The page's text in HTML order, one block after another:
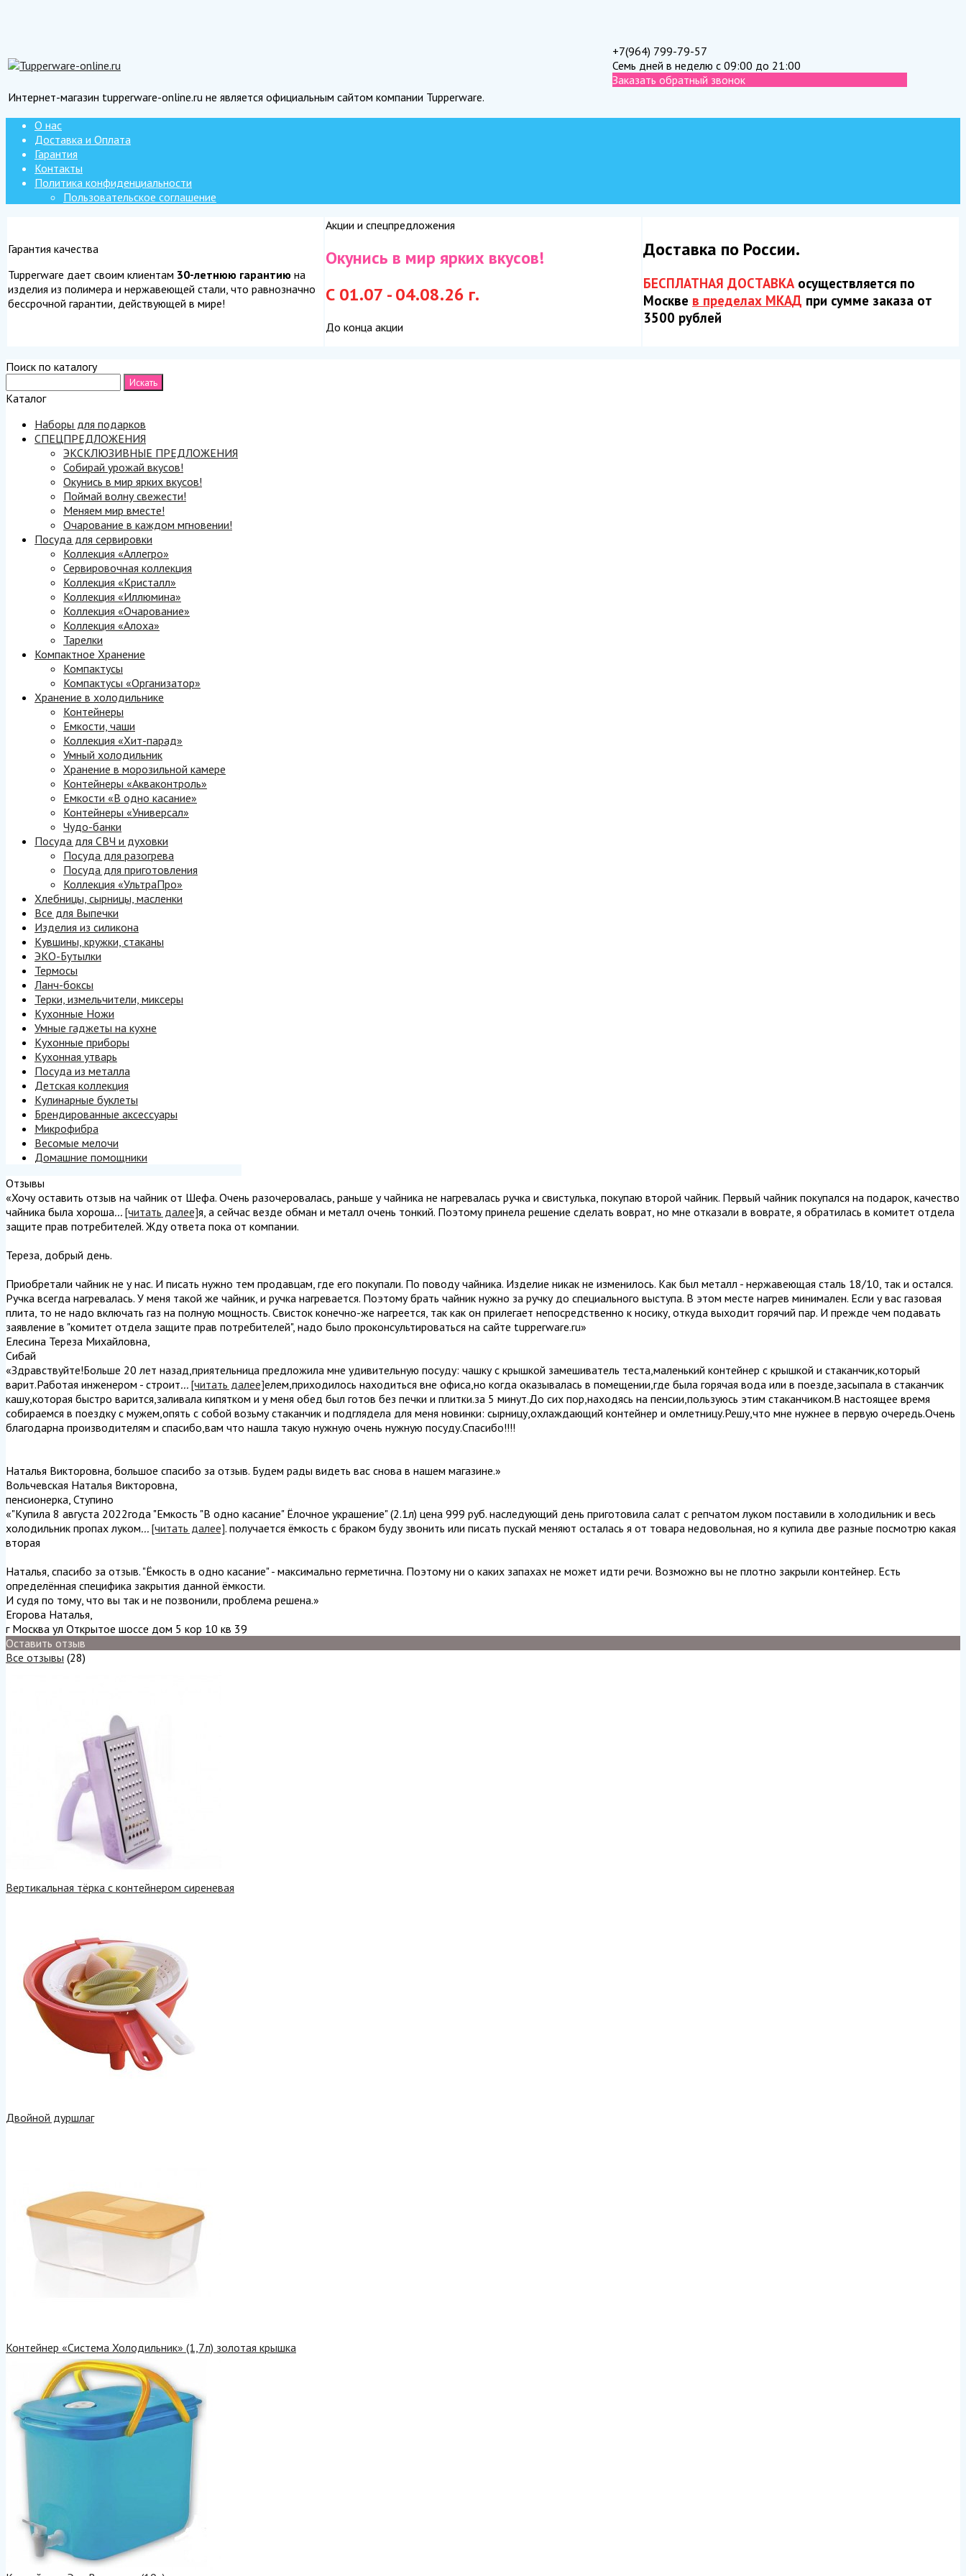
+7(964) 799-79-57
Семь дней в неделю с 09:00 до 21:00
Заказать обратный звонок
Интернет-магазин tupperware-online.ru не является официальным сайтом компании Tupperware.
О нас
Доставка и Оплата
Гарантия
Контакты
Политика конфиденциальности
Пользовательское соглашение
Гарантия качества
Tupperware дает своим клиентам 30-летнюю гарантию на
изделия из полимера и нержавеющей стали, что равнозначно
бессрочной гарантии, действующей в мире!
Акции и спецпредложения
Окунись в мир ярких вкусов!
С 01.07 - 04.08.26 г.
До конца акции
Доставка по России.
БЕСПЛАТНАЯ ДОСТАВКАосуществляется по
Москве в пределах МКАД при сумме заказа от
3500 рублей
Поиск по каталогу
Каталог
Наборы для подарков
СПЕЦПРЕДЛОЖЕНИЯ
ЭКСКЛЮЗИВНЫЕ ПРЕДЛОЖЕНИЯ
Собирай урожай вкусов!
Окунись в мир ярких вкусов!
Поймай волну свежести!
Меняем мир вместе!
Очарование в каждом мгновении!
Посуда для сервировки
Коллекция «Аллегро»
Сервировочная коллекция
Коллекция «Кристалл»
Коллекция «Иллюмина»
Коллекция «Очарование»
Коллекция «Алоха»
Тарелки
Компактное Хранение
Компактусы
Компактусы «Организатор»
Хранение в холодильнике
Контейнеры
Емкости, чаши
Коллекция «Хит-парад»
Умный холодильник
Хранение в морозильной камере
Контейнеры «Акваконтроль»
Емкости «В одно касание»
Контейнеры «Универсал»
Чудо-банки
Посуда для СВЧ и духовки
Посуда для разогрева
Посуда для приготовления
Коллекция «УльтраПро»
Хлебницы, сырницы, масленки
Все для Выпечки
Изделия из силикона
Кувшины, кружки, стаканы
ЭКО-Бутылки
Термосы
Ланч-боксы
Терки, измельчители, миксеры
Кухонные Ножи
Умные гаджеты на кухне
Кухонные приборы
Кухонная утварь
Посуда из металла
Детская коллекция
Кулинарные буклеты
Брендированные аксессуары
Микрофибра
Весомые мелочи
Домашние помощники
Отзывы
«Хочу оставить отзыв на чайник от Шефа. Очень разочеровалась, раньше у чайника не нагревалась ручка и свистулька, покупаю второй чайник. Первый чайник покупался на подарок, качество
чайника была хороша... [читать далее]я, а сейчас везде обман и металл очень тонкий. Поэтому принела решение сделать воврат, но мне отказали в воврате, я обратилась в комитет отдела
защите прав потребителей. Жду ответа пока от компании.
Тереза, добрый день.
Приобретали чайник не у нас. И писать нужно тем продавцам, где его покупали. По поводу чайника. Изделие никак не изменилось. Как был металл - нержавеющая сталь 18/10, так и остался.
Ручка всегда нагревалась. У меня такой же чайник, и ручка нагревается. Поэтому брать чайник нужно за ручку до специального выступа. В этом месте нагрев минимален. Если у вас газовая
плита, то не надо включать газ на полную мощность. Свисток конечно-же нагреется, так как он прилегает непосредственно к носику, откуда выходит горячий пар. И прежде чем подавать
заявление в "комитет отдела защите прав потребителей", надо было проконсультироваться на сайте tupperware.ru»
Елесина Тереза Михайловна,
Сибай
«Здравствуйте!Больше 20 лет назад,приятельница предложила мне удивительную посуду: чашку с крышкой замешиватель теста,маленький контейнер с крышкой и стаканчик,который
варит.Работая инженером - строит... [читать далее]елем,приходилось находиться вне офиса,но когда оказывалась в помещении,где была горячая вода или в поезде,засыпала в стаканчик
кашу,которая быстро варится,заливала кипятком и у меня обед был готов без печки и плитки.за 5 минут.До сих пор,находясь на пенсии,пользуюсь этим стаканчиком.В настоящее время
собираемся в поездку с мужем,опять с собой возьму стаканчик и подглядела для меня новинки: сырницу,охлаждающий контейнер и омлетницу.Решу,что мне нужнее в первую очередь.Очень
благодарна производителям и спасибо,вам что нашла такую нужную очень нужную посуду.Спасибо!!!!
Наталья Викторовна, большое спасибо за отзыв. Будем рады видеть вас снова в нашем магазине.»
Вольчевская Наталья Викторовна,
пенсионерка, Ступино
«"Купила 8 августа 2022года "Емкость "В одно касание" Ёлочное украшение" (2.1л) цена 999 руб. наследующий день приготовила салат с репчатом луком поставили в холодильник и весь
холодильник пропах луком... [читать далее]. получается ёмкость с браком буду звонить или писать пускай меняют осталась я от товара недовольная, но я купила две разные посмотрю какая
вторая
Наталья, спасибо за отзыв. "Ёмкость в одно касание" - максимально герметична. Поэтому ни о каких запахах не может идти речи. Возможно вы не плотно закрыли контейнер. Есть
определённая специфика закрытия данной ёмкости.
И судя по тому, что вы так и не позвонили, проблема решена.»
Егорова Наталья,
г Москва ул Открытое шоссе дом 5 кор 10 кв 39
Оставить отзыв
Все отзывы (28)
Вертикальная тёрка с контейнером сиреневая
Двойной дуршлаг
Контейнер «Система Холодильник» (1,7л) золотая крышка